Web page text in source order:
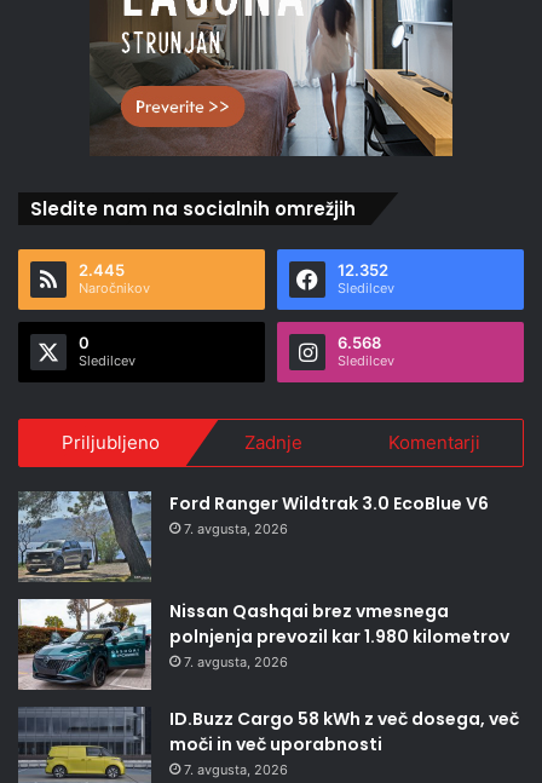
Sledite nam na socialnih omrežjih
2.445
Naročnikov
12.352
Sledilcev
0
Sledilcev
6.568
Sledilcev
Priljubljeno Zadnje Komentarji
Ford Ranger Wildtrak 3.0 EcoBlue V6
7. avgusta, 2026
Nissan Qashqai brez vmesnega
polnjenja prevozil kar 1.980 kilometrov
7. avgusta, 2026
ID.Buzz Cargo 58 kWh z več dosega, več
moči in več uporabnosti
7. avgusta, 2026